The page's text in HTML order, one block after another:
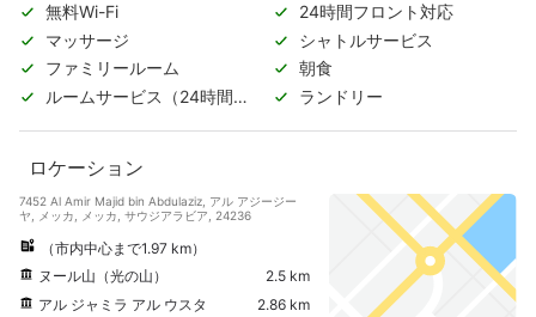
無料Wi-Fi
24時間フロント対応
マッサージ
シャトルサービス
ファミリールーム
朝食
ルームサービス（24時間対
ランドリー
ロケーション
7452 Al Amir Majid bin Abdulaziz, アル アジージー
ヤ, メッカ, メッカ, サウジアラビア, 24236
（市内中心まで1.97 km）
ヌール山（光の山）
2.5 km
アル ジャミラ アル ウスタ
2.86 km